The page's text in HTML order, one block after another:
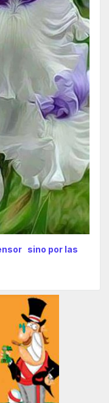
sino por las